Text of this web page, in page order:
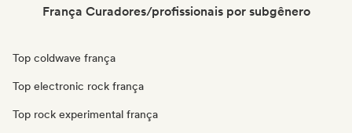
França Curadores/profissionais por subgênero
Top coldwave frança
Top electronic rock frança
Top rock experimental frança